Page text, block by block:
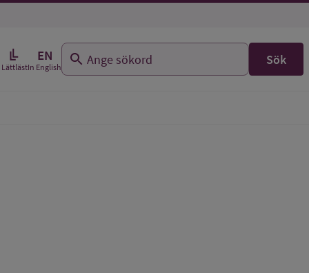
Lättläst
EN
In English Sök